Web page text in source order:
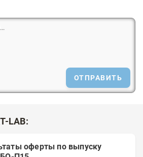
ОТПРАВИТЬ
LAB:
оферты по выпуску